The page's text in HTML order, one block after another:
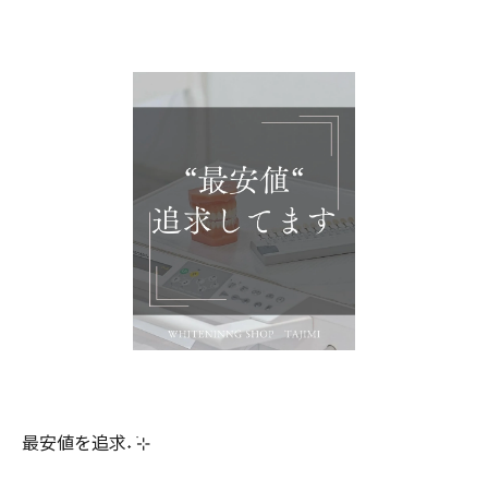
最安値を追求˖ ࣪⊹